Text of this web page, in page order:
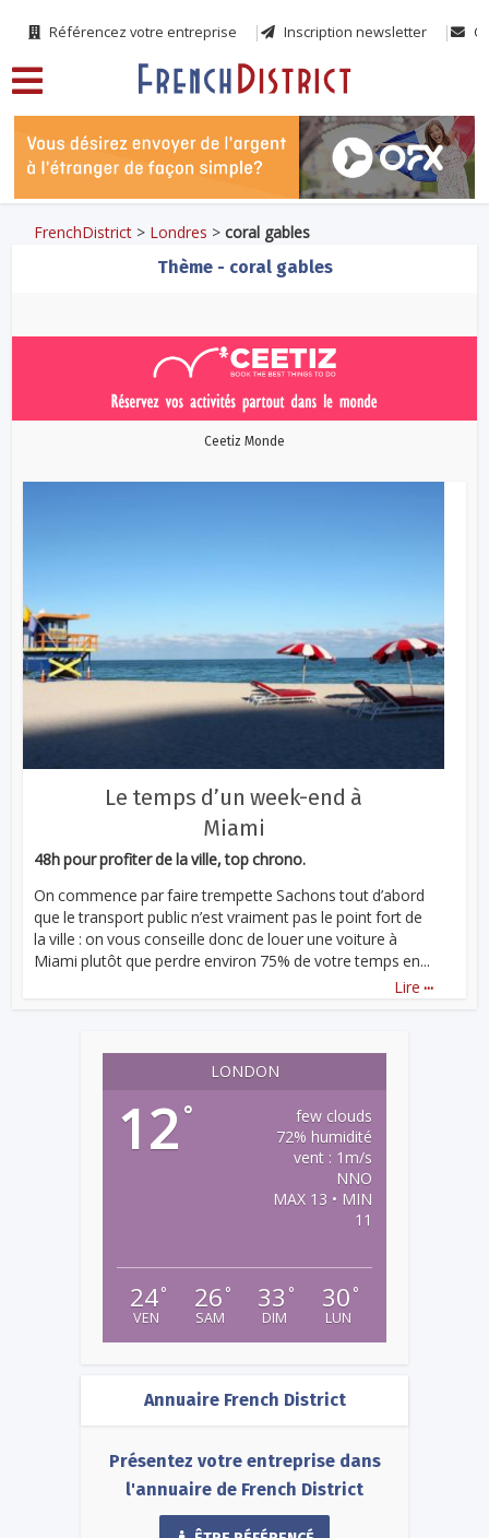
Référencez votre entreprise Inscription newsletter
FrenchDistrict > Londres >coral gables
Thème - coral gables
Ceetiz Monde
Le temps d’un week-end à
Miami
48h pour profiter de la ville, top chrono.
On commence par faire trempette Sachons tout d’abord
que le transport public n’est vraiment pas le point fort de
la ville : on vous conseille donc de louer une voiture à
Miami plutôt que perdre environ 75% de votre temps en...
Lire ...
LONDON
12 °
few clouds
72% humidité
vent : 1m/s
NNO
MAX 13 • MIN
11
24°
VEN
26 °
SAM
33 °
DIM
30 °
LUN
Annuaire French District
Présentez votre entreprise dans
l'annuaire de French District